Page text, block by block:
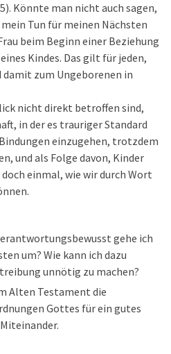
Könnte man nicht auch sagen,
Tun für meinen Nächsten
beim Beginn einer Beziehung
Kindes. Das gilt für jeden,
damit zum Ungeborenen in
nicht direkt betroffen sind,
in der es trauriger Standard
einzugehen, trotzdem
und als Folge davon, Kinder
einmal, wie wir durch Wort
gehe ich
um? Wie kann ich dazu
unnötig zu machen?
Alten Testament die
Gottes für ein gutes